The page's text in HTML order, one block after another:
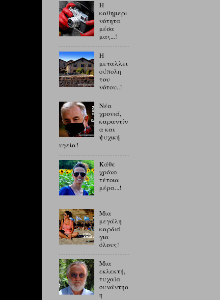
Η
καθημερι
νότητα
μέσα
μας...!
Η
μεταλλει
ούπολη
του
νότου..!
Νέα
χρονιά,
καραντίν
α και
ψυχική
υγεία!
Κάθε
χρόνο
τέτοια
μέρα...!
Μια
μεγάλη
καρδιά
για
όλους!
Μια
εκλεκτή,
τυχαία
συνάντησ
η